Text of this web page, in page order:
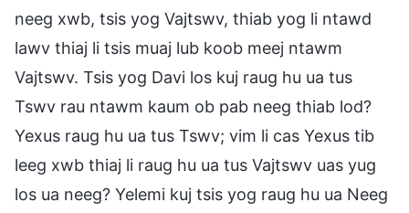
neeg xwb, tsis yog Vajtswv, thiab yog li ntawd
lawv thiaj li tsis muaj lub koob meej ntawm
Vajtswv. Tsis yog Davi los kuj raug hu ua tus
Tswv rau ntawm kaum ob pab neeg thiab lod?
Yexus raug hu ua tus Tswv; vim li cas Yexus tib
leeg xwb thiaj li raug hu ua tus Vajtswv uas yug
los ua neeg? Yelemi kuj tsis yog raug hu ua Neeg